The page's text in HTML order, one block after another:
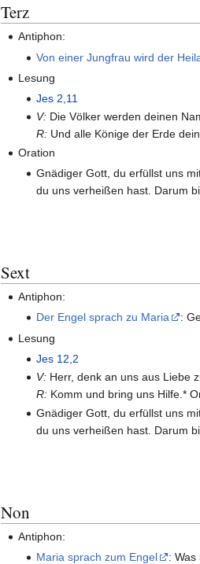
Terz
Antiphon:
Von einer Jungfrau wird der
Lesung
Jes 2,11
V:Die Völker werden deinen
R:Und alle Könige der Erde
Oration
Gnädiger Gott, du erfüllst uns
du uns verheißen hast. Darum
Sext
Antiphon:
Der Engel sprach zu Maria
:
Lesung
Jes 12,2
V:Herr, denk an uns aus Liebe
R:Komm und bring uns Hilfe.*
Gnädiger Gott, du erfüllst uns
du uns verheißen hast. Darum
Non
Antiphon:
Maria sprach zum Engel
: